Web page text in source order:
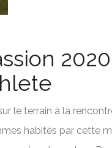
le terrain à la
habités par cette